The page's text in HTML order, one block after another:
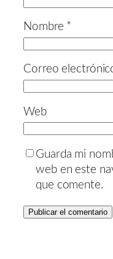
Nombre *
Correo
Web
Guarda mi
web en este
que comente.